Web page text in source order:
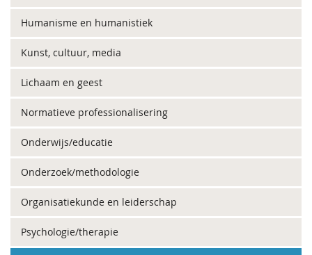
Humanisme en humanistiek
Kunst, cultuur, media
Lichaam en geest
Normatieve professionalisering
Onderwijs/educatie
Onderzoek/methodologie
Organisatiekunde en leiderschap
Psychologie/therapie